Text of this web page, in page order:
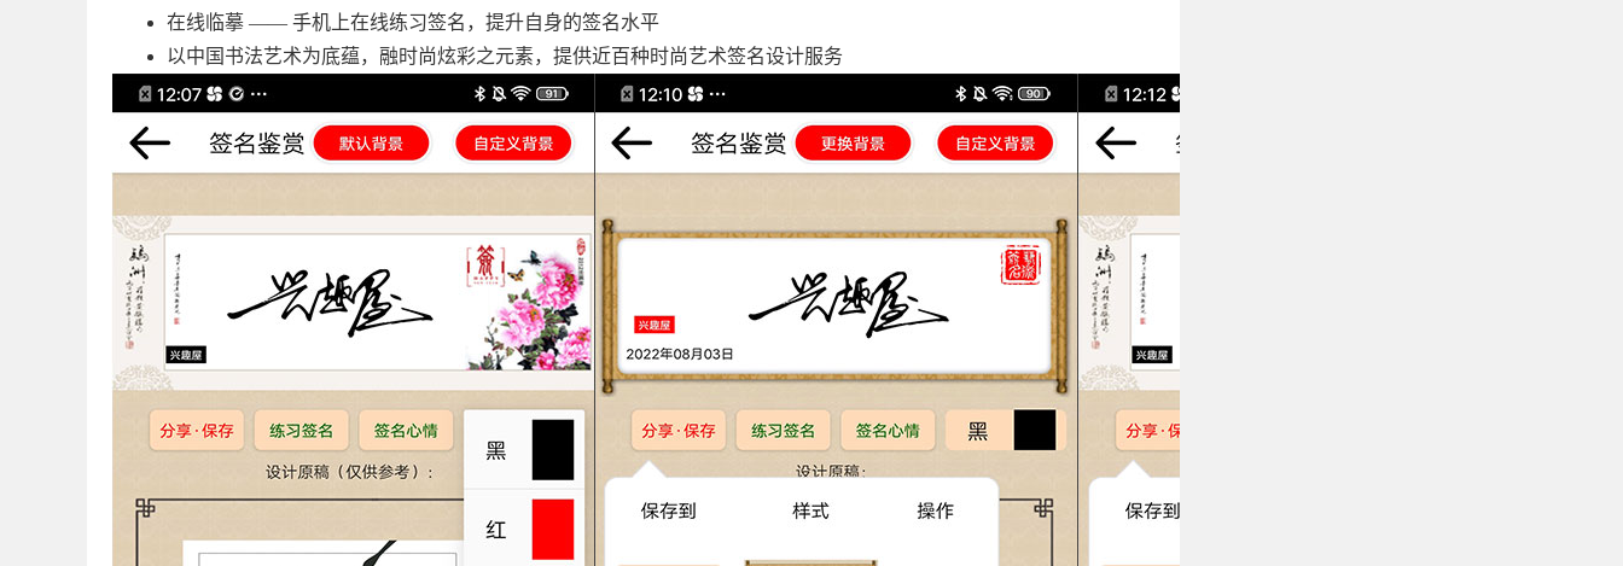
在线临摹 —— 手机上在线练习签名，提升自身的签名水平
以中国书法艺术为底蕴，融时尚炫彩之元素，提供近百种时尚艺术签名设计服务